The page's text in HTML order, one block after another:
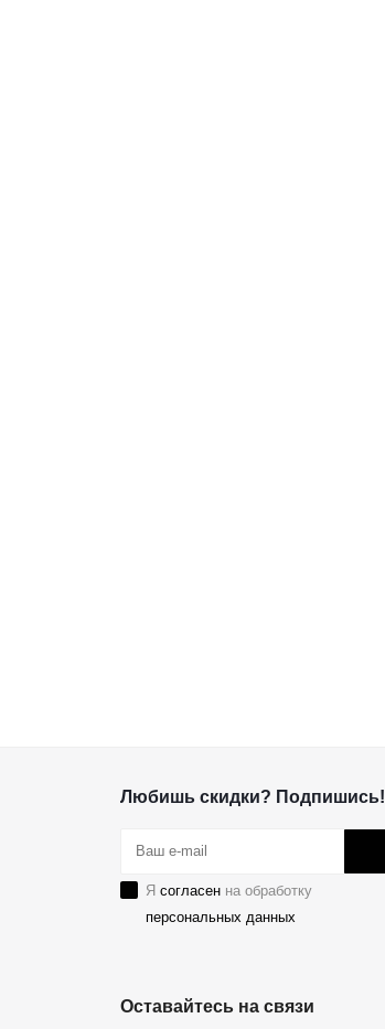
Любишь скидки? Подпишись!
Я согласенна обработку
персональных данных
Оставайтесь на связи